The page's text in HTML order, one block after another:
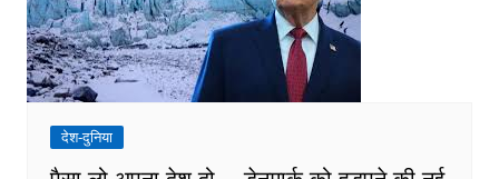
देश-दुनिया